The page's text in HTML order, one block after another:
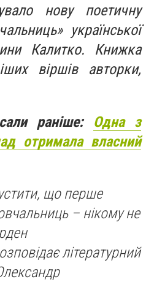
нову поетичну
української
Калитко. Книжка
віршів авторки,
раніше: Одна з
отримала власний
що перше
– нікому не
літературний